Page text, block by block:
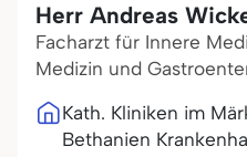
Herr Andreas
Facharzt für Innere
Medizin und
Kath. Kliniken im
Bethanien